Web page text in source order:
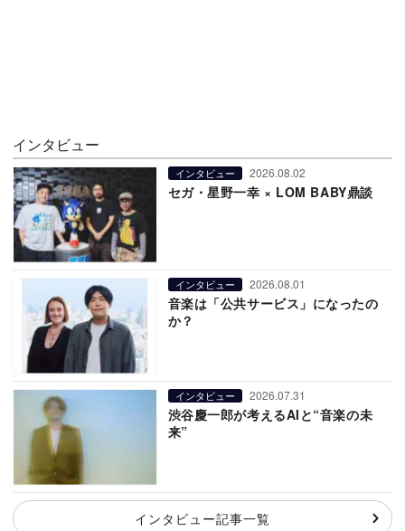
インタビュー
インタビュー 2026.08.02
セガ・星野一幸 × LOM BABY鼎談
インタビュー 2026.08.01
音楽は「公共サービス」になったの
か？
インタビュー 2026.07.31
渋谷慶一郎が考えるAIと“音楽の未
来”
インタビュー記事一覧